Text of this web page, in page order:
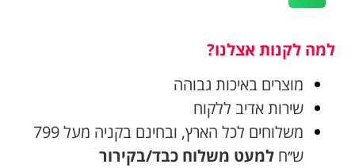
למה לקנות אצלנו?
מוצרים באיכות גבוהה
שירות אדיב ללקוח
משלוחים לכל הארץ, ובחינם בקניה מעל 799
ש׳׳ח למעט משלוח כבד/בקירור